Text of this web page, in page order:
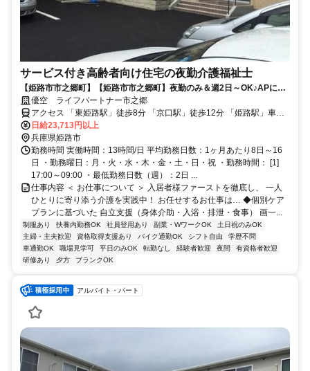
サービス付き高齢者向け住宅の夜勤介護福祉士
【姫路市市之郷町】【姫路市市之郷町】夜勤のみ＆週2日～OK♪APにも
賞与／食事補助など充実の福利厚生◎
優空 ライフパートナー市之郷
アクセス 「東姫路駅」徒歩8分 「京口駅」徒歩12分 「姫路駅」車で6
分
日給23,713円以上
兵庫県姫路市
勤務時間 実働時間：13時間/日 平均勤務日数：1ヶ月あたり8日～16
日 ・勤務曜日：月・火・水・木・金・土・日・祝 ・勤務時間： [1]
17:00～09:00 ・最低勤務日数（週）：2日 ...
仕事内容 ＜ お仕事について ＞ 入居者様ファーストを徹底し、 一人
ひとりに寄り添う介護を実践中！ お任せするお仕事は… ◆個別ケア
プランに基づいた 自立支援（身体介助・入浴・排泄・食事） 画一...
制服あり 扶養内勤務OK 社員登用あり 副業・WワークOK
土日祝のみOK
主婦・主夫歓迎
資格取得支援あり バイク通勤OK シフト自由
学歴不問
車通勤OK
職場見学可 平日のみOK 転勤なし 経験者歓迎 夜間
有資格者歓迎
研修あり
夕方 ブランクOK
アルバイト・パート